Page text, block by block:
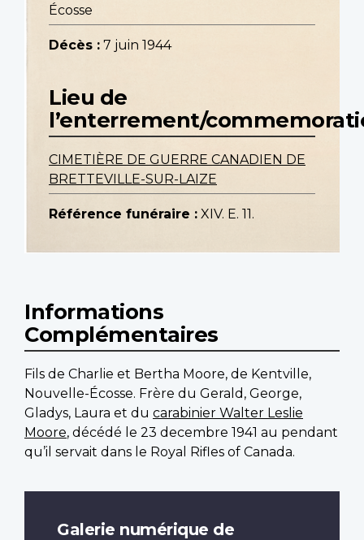
Écosse
Décès : 7 juin 1944
Lieu de
l’enterrement/
CIMETIÈRE DE GUERRE CANADIEN DE
BRETTEVILLE-SUR-LAIZE
Référence funéraire : XIV. E. 11.
Informations
Complémentaires
Fils de Charlie et Bertha Moore, de Kentville,
Nouvelle-Écosse. Frère du Gerald, George,
Gladys, Laura et du carabinier Walter Leslie
Moore, décédé le 23 decembre 1941 au pendant
qu’il servait dans le Royal Rifles of Canada.
Galerie numérique de